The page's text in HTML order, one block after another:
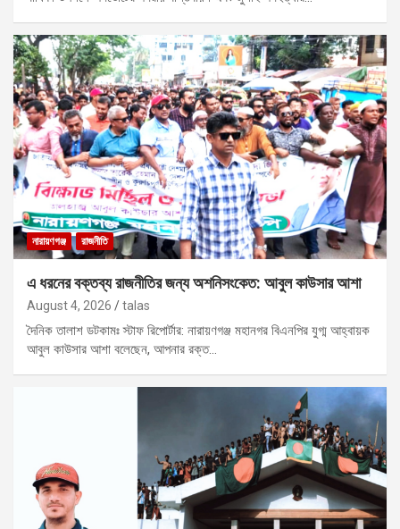
নারায়ণগঞ্জ রাজনীতি
এ ধরনের বক্তব্য রাজনীতির জন্য অশনিসংকেত: আবুল কাউসার আশা
August 4, 2026 talas
দৈনিক তালাশ ডটকামঃ স্টাফ রিপোর্টার: নারায়ণগঞ্জ মহানগর বিএনপির যুগ্ম আহ্বায়ক
আবুল কাউসার আশা বলেছেন, আপনার রক্ত…